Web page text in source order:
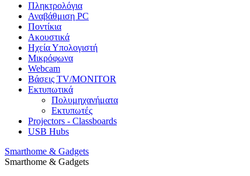
Πληκτρολόγια
Αναβάθμιση PC
Ποντίκια
Ακουστικά
Ηχεία Υπολογιστή
Μικρόφωνα
Webcam
Βάσεις TV/MONITOR
Εκτυπωτικά
Πολυμηχανήματα
Εκτυπωτές
Projectors - Classboards
USB Hubs
Smarthome & Gadgets
Smarthome & Gadgets